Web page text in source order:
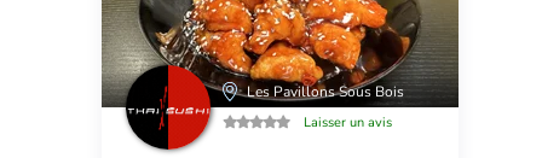
Les Pavillons Sous Bois
Laisser un avis